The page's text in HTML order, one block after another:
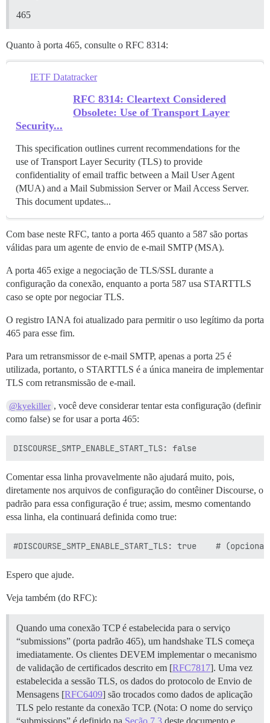
465
Quanto à porta 465, consulte o RFC 8314:
IETF Datatracker
RFC 8314: Cleartext Considered
Obsolete: Use of Transport Layer
Security...
This specification outlines current recommendations for the
use of Transport Layer Security (TLS) to provide
confidentiality of email traffic between a Mail User Agent
(MUA) and a Mail Submission Server or Mail Access Server.
This document updates...
Com base neste RFC, tanto a porta 465 quanto a 587 são portas
válidas para um agente de envio de e-mail SMTP (MSA).
A porta 465 exige a negociação de TLS/SSL durante a
configuração da conexão, enquanto a porta 587 usa STARTTLS
caso se opte por negociar TLS.
O registro IANA foi atualizado para permitir o uso legítimo da porta
465 para esse fim.
Para um retransmissor de e-mail SMTP, apenas a porta 25 é
utilizada, portanto, o STARTTLS é a única maneira de implementar
TLS com retransmissão de e-mail.
@kyekiller , você deve considerar tentar esta configuração (definir
como false) se for usar a porta 465:
Comentar essa linha provavelmente não ajudará muito, pois,
diretamente nos arquivos de configuração do contêiner Discourse, o
padrão para essa configuração é true; assim, mesmo comentando
essa linha, ela continuará definida como true:
Espero que ajude.
Veja também (do RFC):
Quando uma conexão TCP é estabelecida para o serviço
“submissions” (porta padrão 465), um handshake TLS começa
imediatamente. Os clientes DEVEM implementar o mecanismo
de validação de certificados descrito em [RFC7817]. Uma vez
estabelecida a sessão TLS, os dados do protocolo de Envio de
Mensagens [RFC6409] são trocados como dados de aplicação
TLS pelo restante da conexão TCP. (Nota: O nome do serviço
“submissions” é definido na Seção 7.3 deste documento e